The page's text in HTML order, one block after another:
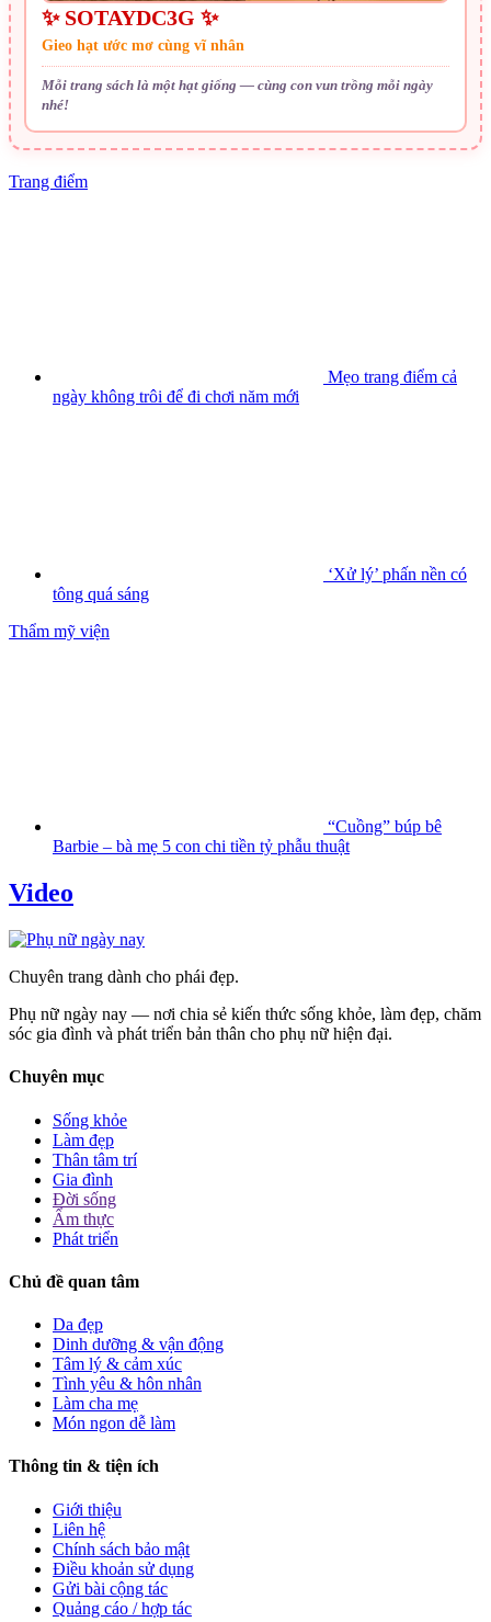
✨ SOTAYDC3G ✨
Gieo hạt ước mơ cùng vĩ nhân
Mỗi trang sách là một hạt giống — cùng con vun trồng mỗi ngày
nhé!
Trang điểm
Mẹo trang điểm cả
ngày không trôi để đi chơi năm mới
‘Xử lý’ phấn nền có
tông quá sáng
Thẩm mỹ viện
“Cuồng” búp bê
Barbie – bà mẹ 5 con chi tiền tỷ phẫu thuật
Video
Chuyên trang dành cho phái đẹp.
Phụ nữ ngày nay — nơi chia sẻ kiến thức sống khỏe, làm đẹp, chăm
sóc gia đình và phát triển bản thân cho phụ nữ hiện đại.
Chuyên mục
Sống khỏe
Làm đẹp
Thân tâm trí
Gia đình
Đời sống
Ẩm thực
Phát triển
Chủ đề quan tâm
Da đẹp
Dinh dưỡng & vận động
Tâm lý & cảm xúc
Tình yêu & hôn nhân
Làm cha mẹ
Món ngon dễ làm
Thông tin & tiện ích
Giới thiệu
Liên hệ
Chính sách bảo mật
Điều khoản sử dụng
Gửi bài cộng tác
Quảng cáo / hợp tác